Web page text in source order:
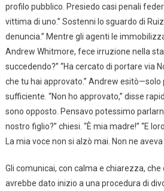
profilo pubblico. Presiedo casi penali
vittima di uno.” Sostenni lo sguardo di
denuncia.” Mentre gli agenti le
Andrew Whitmore, fece irruzione nella
succedendo?” “Ha cercato di portare via
che tu hai approvato.” Andrew esitò—solo
sufficiente. “Non ho approvato,” disse
sono opposto. Pensavo potessimo
nostro figlio?” chiesi. “È mia madre!” “E
La mia voce non si alzò mai. Non ne
Gli comunicai, con calma e chiarezza,
avrebbe dato inizio a una procedura di